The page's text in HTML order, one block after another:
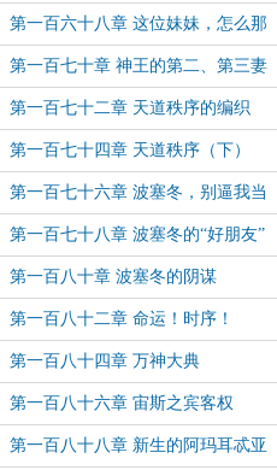
第一百六十八章 这位妹妹，怎么那
么像老公？
第一百七十章 神王的第二、第三妻
子
第一百七十二章 天道秩序的编织
（为盟主二与二不二加更！明天还
有！）
第一百七十四章 天道秩序（下）
第一百七十六章 波塞冬，别逼我当
着那么多神的面打你
第一百七十八章 波塞冬的“好朋友”
第一百八十章 波塞冬的阴谋
第一百八十二章 命运！时序！
（7K大章）
第一百八十四章 万神大典
第一百八十六章 宙斯之宾客权
第一百八十八章 新生的阿玛耳忒亚